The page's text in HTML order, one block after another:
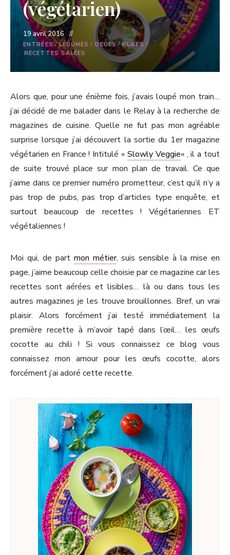
(végétarien)
19 avril 2016
ENTRÉES/LÉGUMES / OEUFS/PLATS /
RECETTES SALÉES
Alors que, pour une énième fois, j’avais loupé mon train…
j’ai décidé de me balader dans le Relay à la recherche de
magazines de cuisine. Quelle ne fut pas mon agréable
surprise lorsque j’ai découvert la sortie du 1er magazine
végétarien en France ! Intitulé « Slowly Veggie« , il a tout
de suite trouvé place sur mon plan de travail. Ce que
j’aime dans ce premier numéro prometteur, c’est qu’il n’y a
pas trop de pubs, pas trop d’articles type enquête, et
surtout beaucoup de recettes ! Végétariennes ET
végétaliennes !
Moi qui, de part mon métier, suis sensible à la mise en
page, j’aime beaucoup celle choisie par ce magazine car les
recettes sont aérées et lisibles… là ou dans tous les
autres magazines je les trouve brouillonnes. Bref, un vrai
plaisir. Alors forcément j’ai testé immédiatement la
première recette à m’avoir tapé dans l’œil… les œufs
cocotte au chili ! Si vous connaissez ce blog vous
connaissez mon amour pour les œufs cocotte, alors
forcément j’ai adoré cette recette.